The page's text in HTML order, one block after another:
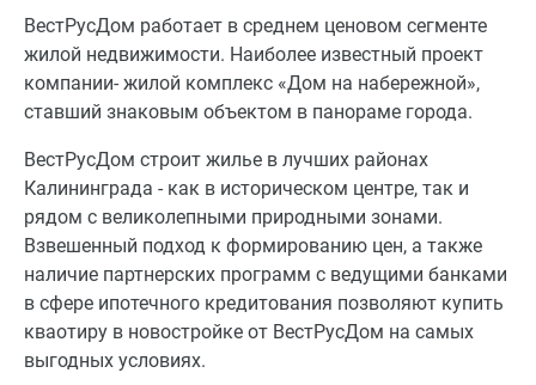
ВестРусДом работает в среднем ценовом сегменте
жилой недвижимости. Наиболее известный проект
компании- жилой комплекс «Дом на набережной»,
ставший знаковым объектом в панораме города.
ВестРусДом строит жилье в лучших районах
Калининграда - как в историческом центре, так и
рядом с великолепными природными зонами.
Взвешенный подход к формированию цен, а также
наличие партнерских программ с ведущими банками
в сфере ипотечного кредитования позволяют купить
кваотиру в новостройке от ВестРусДом на самых
выгодных условиях.